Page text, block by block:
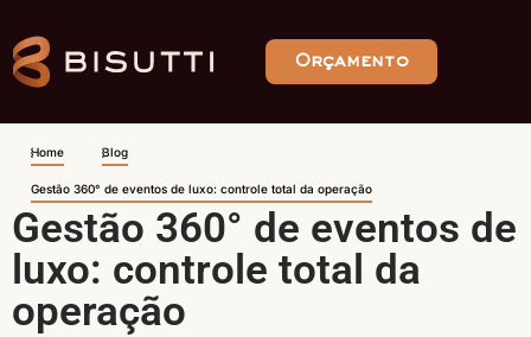
Orçamento
Home Blog
Gestão 360° de eventos de luxo: controle total da operação
Gestão 360° de eventos de
luxo: controle total da
operação